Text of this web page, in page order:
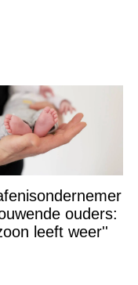
ouders:
leeft weer''